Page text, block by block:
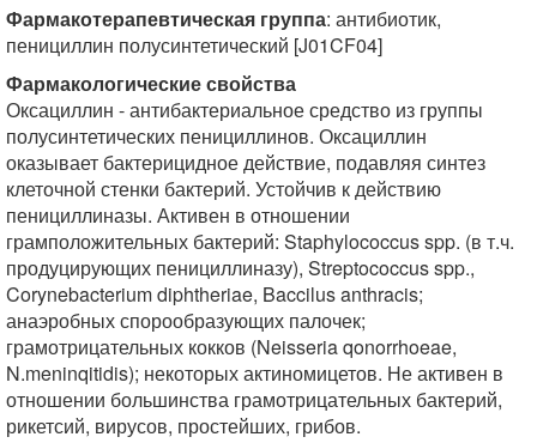
Фармакотерапевтическая группа: антибиотик,
пенициллин полусинтетический [J01CF04]
Фармакологические свойства
Оксациллин - антибактериальное средство из группы
полусинтетических пенициллинов. Оксациллин
оказывает бактерицидное действие, подавляя синтез
клеточной стенки бактерий. Устойчив к действию
пенициллиназы. Активен в отношении
грамположительных бактерий: Staphylococcus spp. (в т.ч.
продуцирующих пенициллиназу), Streptococcus spp.,
Corynebacterium diphtheriae, Baccilus anthracis;
анаэробных спорообразующих палочек;
грамотрицательных кокков (Neisseria qonorrhoeae,
N.meninqitidis); некоторых актиномицетов. Не активен в
отношении большинства грамотрицательных бактерий,
рикетсий, вирусов, простейших, грибов.